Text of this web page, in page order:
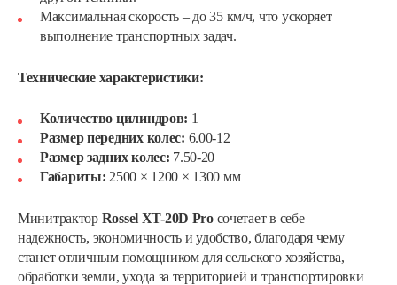
Максимальная скорость – до 35 км/ч, что ускоряет
выполнение транспортных задач.
Технические характеристики:
Количество цилиндров: 1
Размер передних колес: 6.00-12
Размер задних колес: 7.50-20
Габариты: 2500 × 1200 × 1300 мм
Минитрактор Rossel XT-20D Proсочетает в себе
надежность, экономичность и удобство, благодаря чему
станет отличным помощником для сельского хозяйства,
обработки земли, ухода за территорией и транспортировки